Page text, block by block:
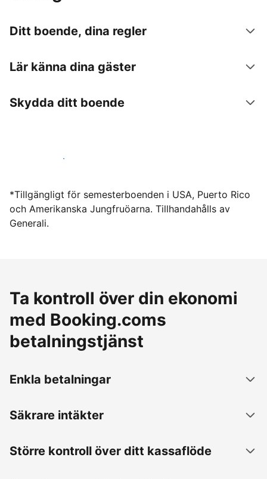
Ditt boende, dina regler
Lär känna dina gäster
Skydda ditt boende
Hyr ut hos oss idag
*Tillgängligt för semesterboenden i USA, Puerto Rico
och Amerikanska Jungfruöarna. Tillhandahålls av
Generali.
Ta kontroll över din ekonomi
med Booking.coms
betalningstjänst
Enkla betalningar
Säkrare intäkter
Större kontroll över ditt kassaflöde